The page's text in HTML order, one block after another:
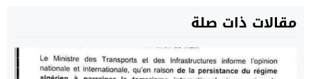
مقالات ذات صلة